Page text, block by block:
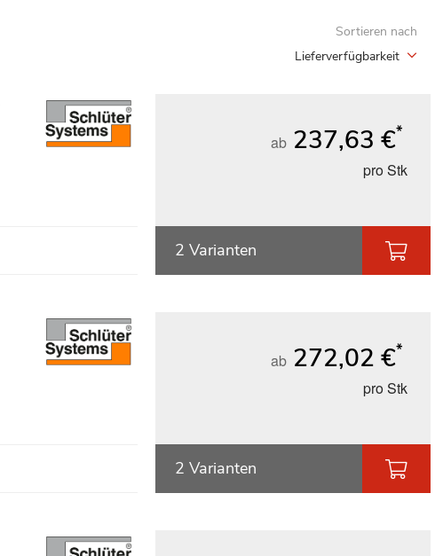
Sortieren nach
Lieferverfügbarkeit
ab 237,63 €*
pro Stk
2 Varianten
ab 272,02 €*
pro Stk
2 Varianten